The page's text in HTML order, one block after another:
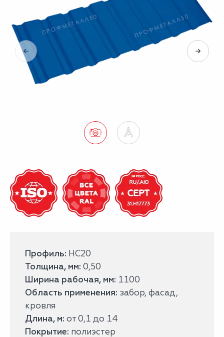
Профиль: НС20
Толщина, мм: 0,50
Ширина рабочая, мм: 1100
Область применения: забор, фасад,
кровля
Длина, м: от 0,1 до 14
Покрытие: полиэстер